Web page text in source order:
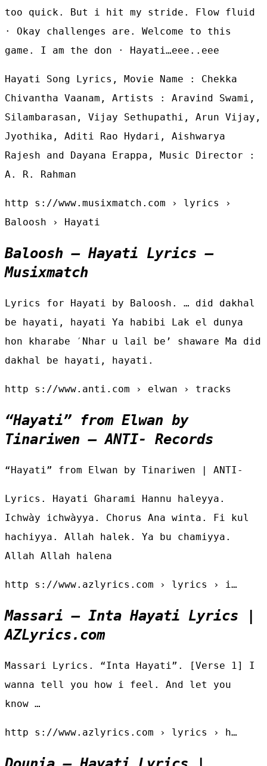
too quick. But i hit my stride. Flow fluid
· Okay challenges are. Welcome to this
game. I am the don · Hayati…eee..eee
Hayati Song Lyrics, Movie Name : Chekka
Chivantha Vaanam, Artists : Aravind Swami,
Silambarasan, Vijay Sethupathi, Arun Vijay,
Jyothika, Aditi Rao Hydari, Aishwarya
Rajesh and Dayana Erappa, Music Director :
A. R. Rahman
http s://www.musixmatch.com › lyrics ›
Baloosh › Hayati
Baloosh – Hayati Lyrics –
Musixmatch
Lyrics for Hayati by Baloosh. … did dakhal
be hayati, hayati Ya habibi Lak el dunya
hon kharabe ′Nhar u lail be’ shaware Ma did
dakhal be hayati, hayati.
http s://www.anti.com › elwan › tracks
“Hayati” from Elwan by
Tinariwen – ANTI- Records
“Hayati” from Elwan by Tinariwen | ANTI-
Lyrics. Hayati Gharami Hannu haleyya.
Ichwày ichwàyya. Chorus Ana winta. Fi kul
hachiyya. Allah halek. Ya bu chamiyya.
Allah Allah halena
http s://www.azlyrics.com › lyrics › i…
Massari – Inta Hayati Lyrics |
AZLyrics.com
Massari Lyrics. “Inta Hayati”. [Verse 1] I
wanna tell you how i feel. And let you
know …
http s://www.azlyrics.com › lyrics › h…